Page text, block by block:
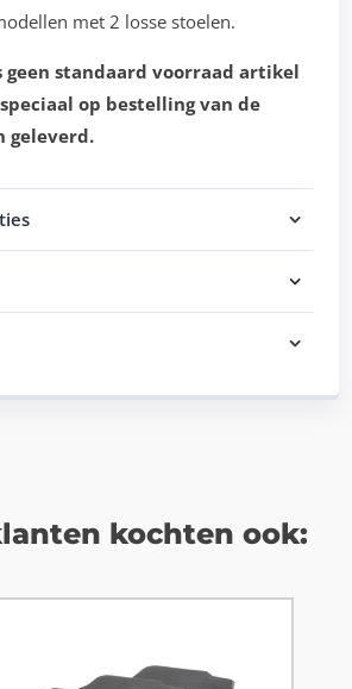
met 2 losse stoelen.
geen standaard voorraad artikel
op bestelling van de
geleverd.
kochten ook: